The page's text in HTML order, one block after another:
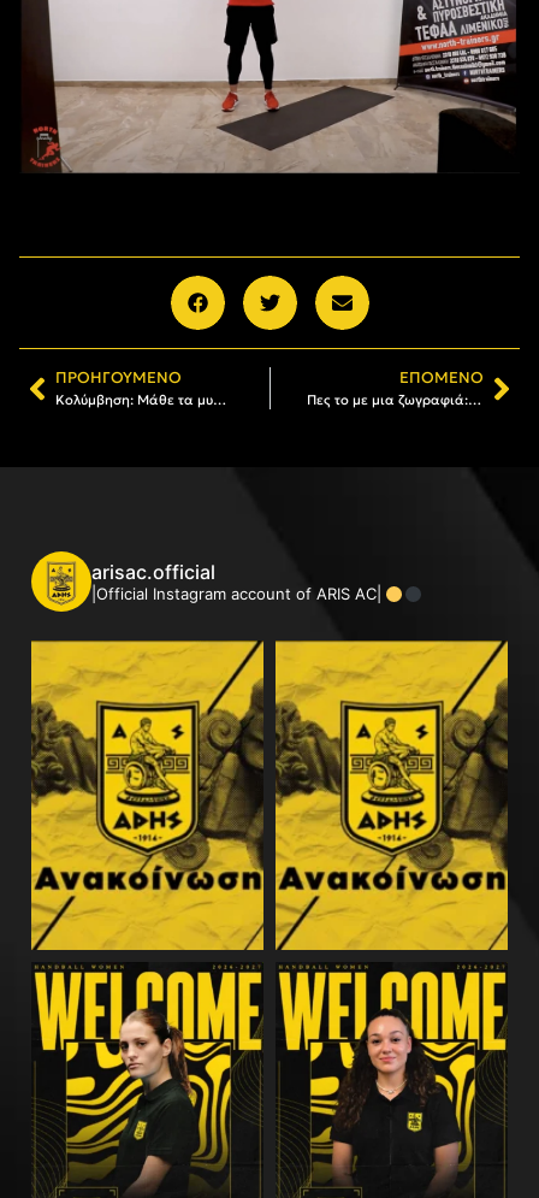
ΠΡΟΗΓΟΎΜΕΝΟ
Κολύμβηση: Μάθε τα μυστικά της πισίνας στο κολυμβητήριο του ΑΡΗ (pics)
ΕΠΌΜΕΝΟ
Πες το με μια ζωγραφιά: Ευχές για το 2021 από τους αθλητές της Ακαδημίας Κολύμβησης του ΑΡΗ (pics)
arisac.official
|Official Instagram account of ARIS AC|